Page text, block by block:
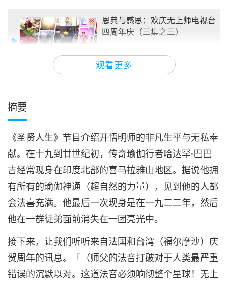
观看更多
恩典与感恩：欢庆无上师电视台
四周年庆（三集之三）
7126
摘要
《圣贤人生》节目介绍开悟明师的非凡生平与无私奉
献。在十九到廿世纪初，传奇瑜伽行者哈达罕·巴巴
吉经常现身在印度北部的喜马拉雅山地区。据说他拥
有所有的瑜伽神通（超自然的力量），见到他的人都
会法喜充满。他最后一次现身是在一九二二年，然后
他在一群徒弟面前消失在一团亮光中。
接下来，让我们听听来自法国和台湾（福尔摩沙）庆
贺周年的讯息。「（师父的法音打破对于人类最严重
错误的沉默以对。这道法音必须响彻整个星球！无上